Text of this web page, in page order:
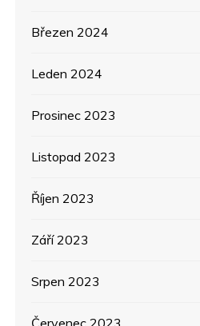
Březen 2024
Leden 2024
Prosinec 2023
Listopad 2023
Říjen 2023
Září 2023
Srpen 2023